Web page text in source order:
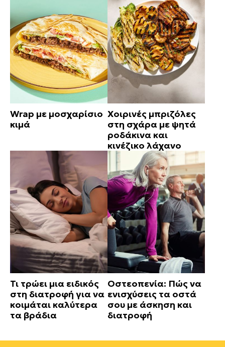
Wrap με μοσχαρίσιο
κιμά
Χοιρινές μπριζόλες
στη σχάρα με ψητά
ροδάκινα και
κινέζικο λάχανο
Τι τρώει μια ειδικός
στη διατροφή για να
κοιμάται καλύτερα
τα βράδια
Οστεοπενία: Πώς να
ενισχύσεις τα οστά
σου με άσκηση και
διατροφή